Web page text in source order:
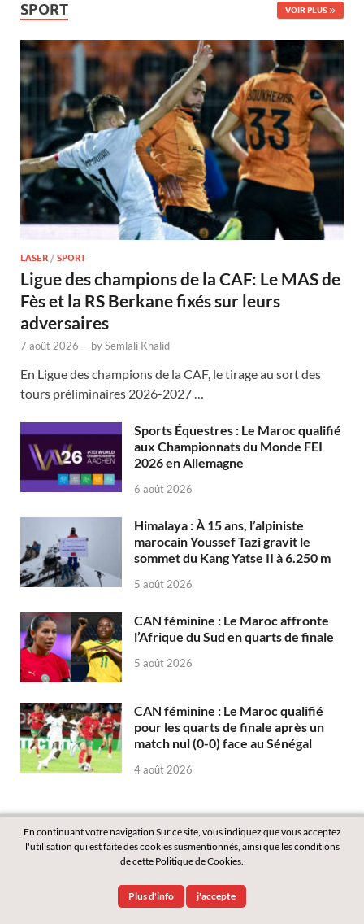
SPORT VOIR PLUS
LASER / SPORT
Ligue des champions de la CAF: Le MAS de
Fès et la RS Berkane fixés sur leurs
adversaires
7 août 2026 - bySemlali Khalid
En Ligue des champions de la CAF, le tirage au sort des
tours préliminaires 2026-2027 …
Sports Équestres : Le Maroc qualifié
aux Championnats du Monde FEI
2026 en Allemagne
6 août 2026
Himalaya : À 15 ans, l’alpiniste
marocain Youssef Tazi gravit le
sommet du Kang Yatse II à 6.250 m
5 août 2026
CAN féminine : Le Maroc affronte
l’Afrique du Sud en quarts de finale
5 août 2026
CAN féminine : Le Maroc qualifié
pour les quarts de finale après un
match nul (0-0) face au Sénégal
4 août 2026
WordPressandHitMag.
En continuant votre navigation Sur ce site, vous indiquez que vous acceptez
l'utilisation qui est faite des cookies susmentionnés, ainsi que les conditions
de cette Politique de Cookies.
Plus d'info j'accepte